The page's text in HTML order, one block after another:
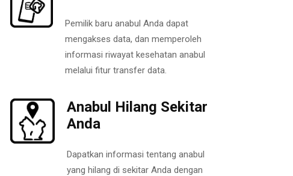
Pemilik baru anabul Anda dapat
mengakses data, dan memperoleh
informasi riwayat kesehatan anabul
melalui fitur transfer data.
Anabul Hilang Sekitar
Anda
Dapatkan informasi tentang anabul
yang hilang di sekitar Anda dengan